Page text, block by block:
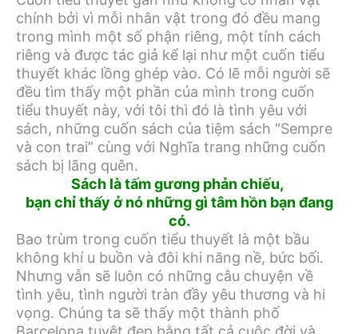
chính bởi vì mỗi nhân vật trong đó đều mang
trong mình một số phận riêng, một tính cách
riêng và được tác giả kể lại như một cuốn tiểu
thuyết khác lồng ghép vào. Có lẽ mỗi người sẽ
đều tìm thấy một phần của mình trong cuốn
tiểu thuyết này, với tôi thì đó là tình yêu với
sách, những cuốn sách của tiệm sách “Sempre
và con trai” cùng với Nghĩa trang những cuốn
sách bị lãng quên.
Sách là tấm gương phản chiếu,
bạn chỉ thấy ở nó những gì tâm hồn bạn đang
có.
Bao trùm trong cuốn tiểu thuyết là một bầu
không khí u buồn và đôi khi năng nề, bức bối.
Nhưng vẫn sẽ luôn có những câu chuyện về
tình yêu, tình người tràn đầy yêu thương và hi
vọng. Chúng ta sẽ thấy một thành phố